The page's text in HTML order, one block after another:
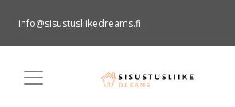
info@sisustusliikedreams.fi